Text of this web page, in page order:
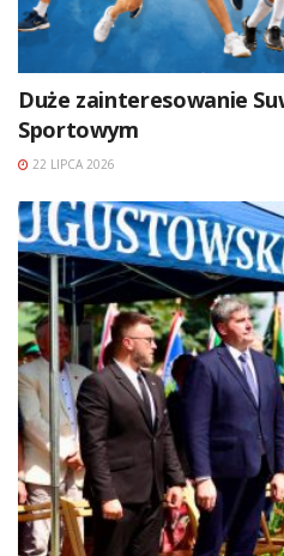
Duże zainteresowanie
Sportowym
22 LIPCA 2026